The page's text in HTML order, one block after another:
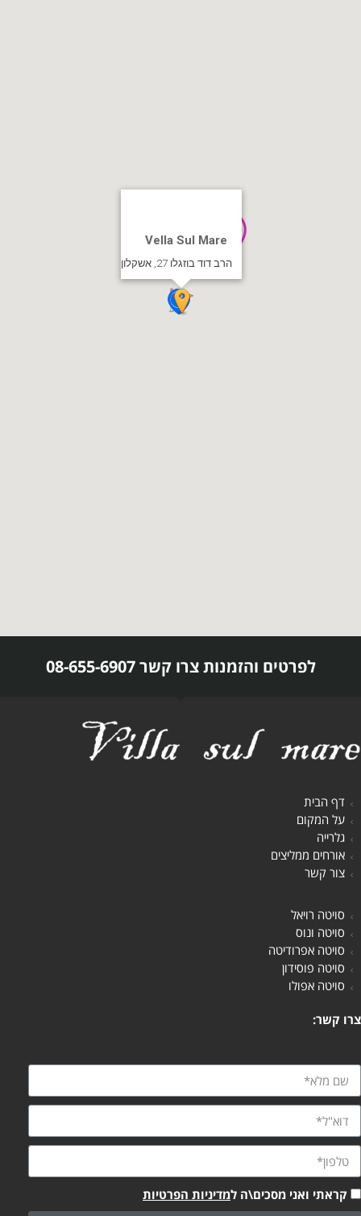
Vella Sul Mare
הרב דוד בוזגלו 27, אשקלון
לפרטים והזמנות צרו קשר 08-655-6907
דף הבית
על המקום
גלרייה
אורחים ממליצים
צור קשר
סויטה רויאל
סויטה ונוס
סויטה אפרודיטה
סויטה פוסידון
סויטה אפולו
צרו קשר:
קראתי ואני מסכים\ה למדיניות הפרטיות